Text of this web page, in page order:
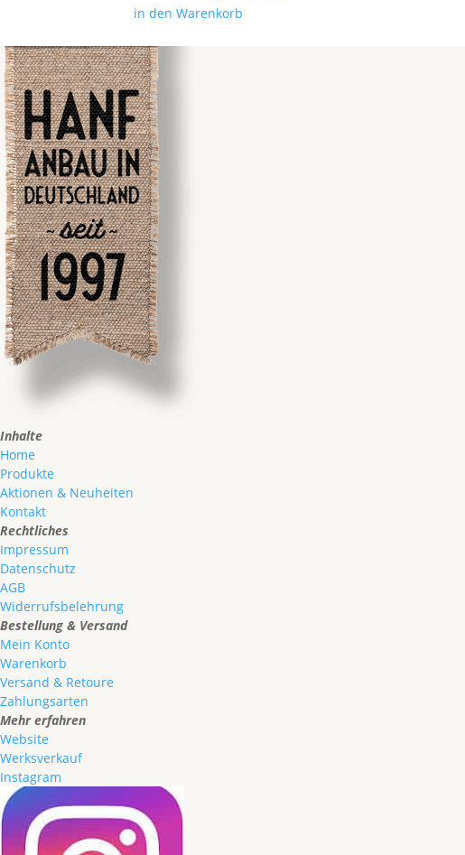
in den Warenkorb
Inhalte
Home
Produkte
Aktionen & Neuheiten
Kontakt
Rechtliches
Impressum
Datenschutz
AGB
Widerrufsbelehrung
Bestellung & Versand
Mein Konto
Warenkorb
Versand & Retoure
Zahlungsarten
Mehr erfahren
Website
Werksverkauf
Instagram